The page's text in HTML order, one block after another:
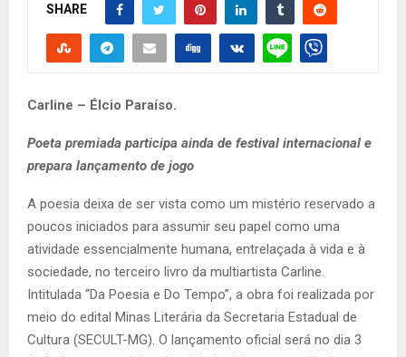
SHARE
Carline – Élcio Paraíso.
Poeta premiada participa ainda de festival internacional e
prepara lançamento de jogo
A poesia deixa de ser vista como um mistério reservado a
poucos iniciados para assumir seu papel como uma
atividade essencialmente humana, entrelaçada à vida e à
sociedade, no terceiro livro da multiartista Carline.
Intitulada “Da Poesia e Do Tempo”, a obra foi realizada por
meio do edital Minas Literária da Secretaria Estadual de
Cultura (SECULT-MG). O lançamento oficial será no dia 3